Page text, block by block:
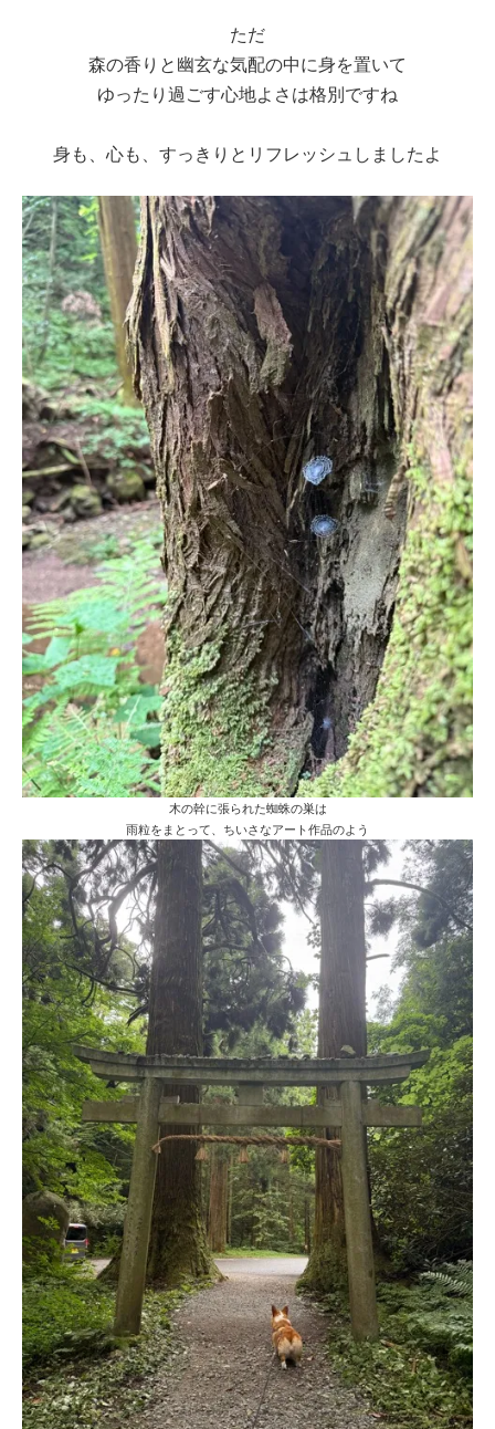
ただ
森の香りと幽玄な気配の中に身を置いて
ゆったり過ごす心地よさは格別ですね
身も、心も、すっきりとリフレッシュしましたよ
木の幹に張られた蜘蛛の巣は
雨粒をまとって、ちいさなアート作品のよう